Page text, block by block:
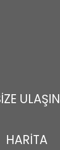
ULAŞIN
HARİTA